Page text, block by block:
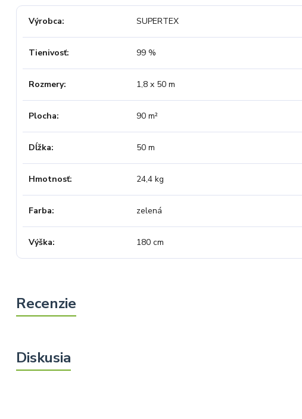
Výrobca SUPERTEX
Tienivosť 99 %
Rozmery 1,8 x 50 m
Plocha 90 m²
Dĺžka 50 m
Hmotnosť 24,4 kg
Farba zelená
Výška 180 cm